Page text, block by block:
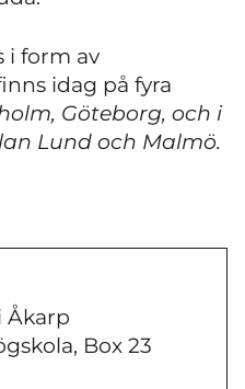
i form av
idag på fyra
Göteborg, och i
Lund och Malmö.
Åkarp
Box 23